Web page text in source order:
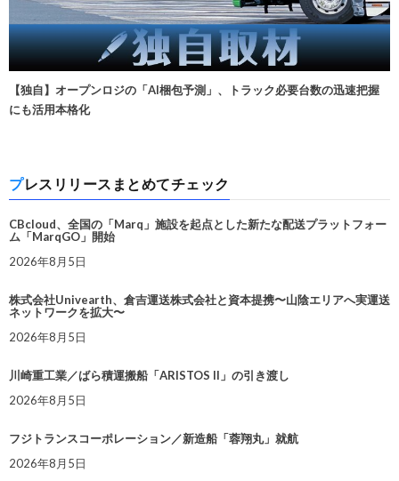
【独自】オープンロジの「AI梱包予測」、トラック必要台数の迅速把握
にも活用本格化
プレスリリースまとめてチェック
CBcloud、全国の「Marq」施設を起点とした新たな配送プラットフォー
ム「MarqGO」開始
2026年8月5日
株式会社Univearth、倉吉運送株式会社と資本提携〜山陰エリアへ実運送
ネットワークを拡大〜
2026年8月5日
川崎重工業／ばら積運搬船「ARISTOS II」の引き渡し
2026年8月5日
フジトランスコーポレーション／新造船「蓉翔丸」就航
2026年8月5日